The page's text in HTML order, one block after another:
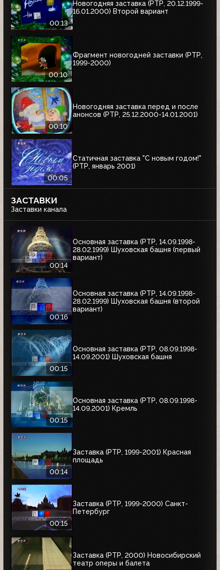
00:13
Новогодняя заставка (РТР, 20.12.1999-
16.01.2000) Второй вариант
00:10
Фрагмент новогодней заставки (РТР,
1999-2000)
00:10
Новогодняя заставка перед и после
анонсов (РТР, 25.12.2000-14.01.2001)
00:05
Статичная заставка "С новым годом!"
(РТР, январь 2001)
ЗАСТАВКИ
Заставки канала
00:14
Основная заставка (РТР, 14.09.1998-
28.02.1999) Шуховская башня (первый
вариант)
00:16
Основная заставка (РТР, 14.09.1998-
28.02.1999) Шуховская башня (второй
вариант)
00:15
Основная заставка (РТР, 08.09.1998-
14.09.2001) Шуховская башня
00:15
Основная заставка (РТР, 08.09.1998-
14.09.2001) Кремль
00:14
Заставка (РТР, 1999-2001) Красная
площадь
00:15
Заставка (РТР, 1999-2000) Санкт-
Петербург
Заставка (РТР, 2000) Новосибирский
театр оперы и балета